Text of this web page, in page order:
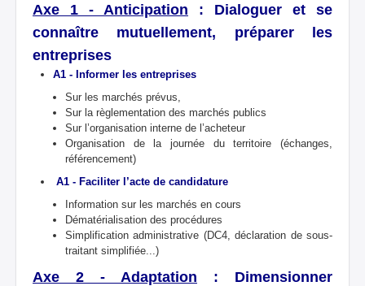
Axe 1 - Anticipation : Dialoguer et se
connaître mutuellement, préparer les
entreprises
A1 - Informer les entreprises
Sur les marchés prévus,
Sur la règlementation des marchés publics
Sur l’organisation interne de l’acheteur
Organisation de la journée du territoire (échanges,
référencement)
A1 - Faciliter l’acte de candidature
Information sur les marchés en cours
Dématérialisation des procédures
Simplification administrative (DC4, déclaration de sous-
traitant simplifiée...)
Axe 2 - Adaptation : Dimensionner